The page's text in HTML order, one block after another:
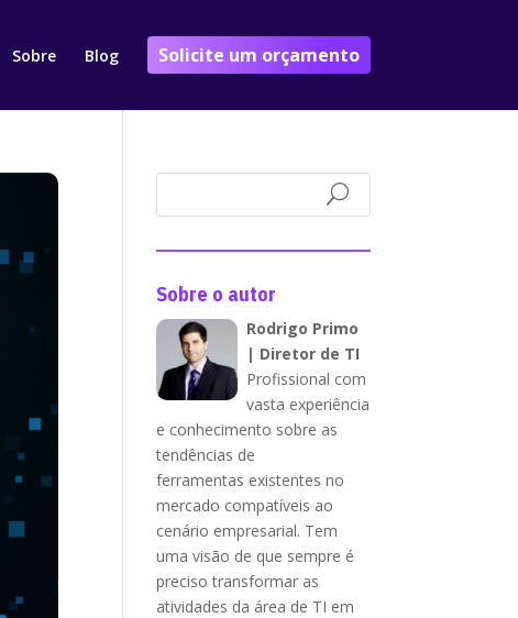
Sobre Blog Solicite um orçamento
Sobre o autor
Rodrigo Primo
| Diretor de TI
Profissional com
vasta experiência
e conhecimento sobre as
tendências de
ferramentas existentes no
mercado compatíveis ao
cenário empresarial. Tem
uma visão de que sempre é
preciso transformar as
atividades da área de TI em